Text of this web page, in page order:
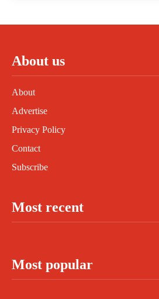
About us
About
Advertise
Privacy Policy
Contact
Subscribe
Most recent
Most popular